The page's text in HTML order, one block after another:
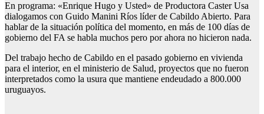
En programa: «Enrique Hugo y Usted» de Productora Caster Usa
dialogamos con Guido Manini Ríos líder de Cabildo Abierto. Para
hablar de la situación política del momento, en más de 100 días de
gobierno del FA se habla muchos pero por ahora no hicieron nada.
Del trabajo hecho de Cabildo en el pasado gobierno en vivienda
para el interior, en el ministerio de Salud, proyectos que no fueron
interpretados como la usura que mantiene endeudado a 800.000
uruguayos.